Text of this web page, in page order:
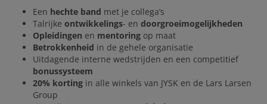
Een hechte band met je collega’s
Talrijke ontwikkelings- en doorgroeimogelijkheden
Opleidingen en mentoring op maat
Betrokkenheid in de gehele organisatie
Uitdagende interne wedstrijden en een competitief
bonussysteem
20% korting in alle winkels van JYSK en de Lars Larsen
Group